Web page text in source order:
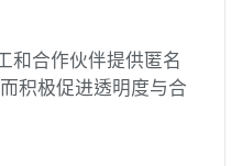
和合作伙伴提供匿名
积极促进透明度与合